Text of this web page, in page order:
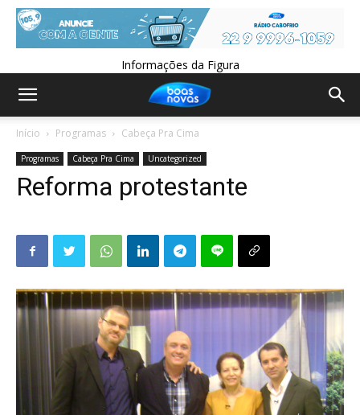
Informações da Figura
Início Programas Cabeça Pra Cima
Programas Cabeça Pra Cima Uncategorized
Reforma protestante